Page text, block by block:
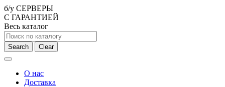
б/у СЕРВЕРЫ
С ГАРАНТИЕЙ
Весь каталог
Search Clear
О нас
Доставка